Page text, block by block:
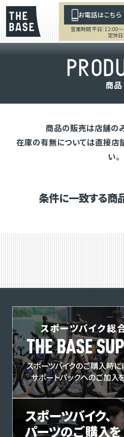
お電話はこちら
営業時間 平日：12:00
定休日
PROD
商品
商品の販売は店舗の
在庫の有無については直接店
い。
条件に一致する商